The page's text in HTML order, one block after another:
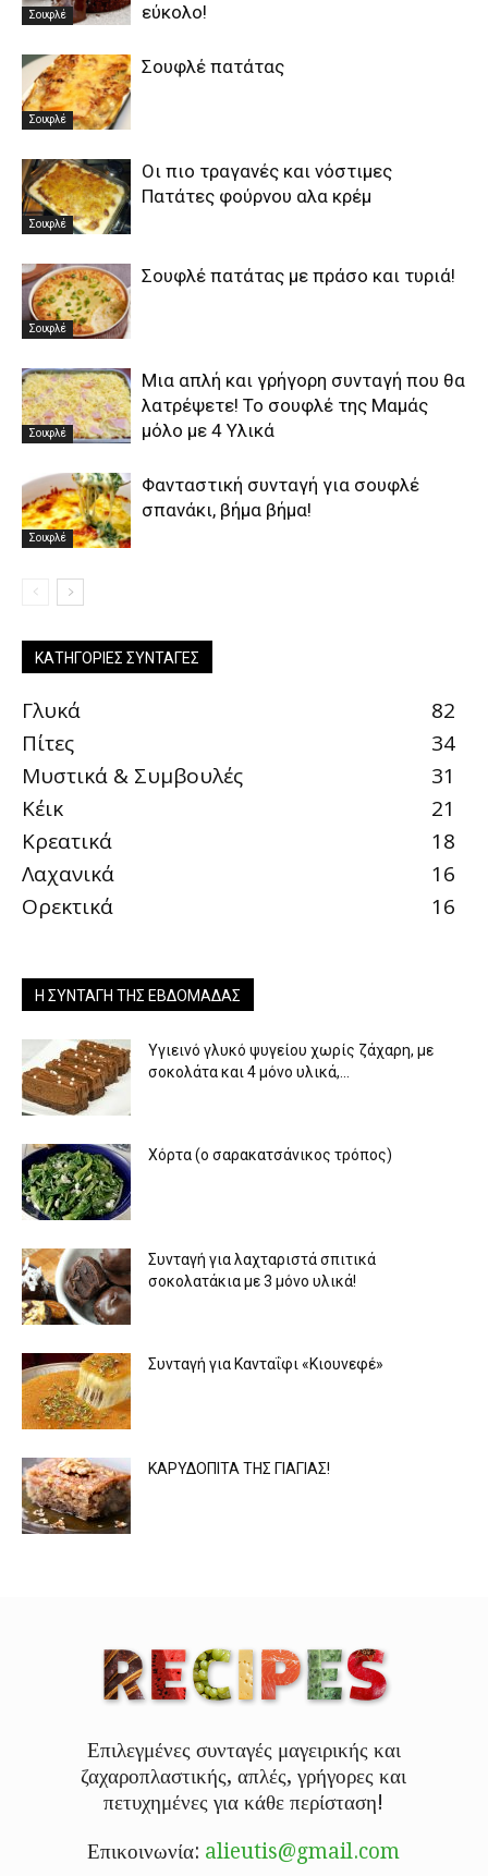
Σουφλέ
εύκολο!
Σουφλέ
Σουφλέ πατάτας
Σουφλέ
Οι πιο τραγανές και νόστιμες
Πατάτες φούρνου αλα κρέμ
Σουφλέ
Σουφλέ πατάτας με πράσο και τυριά!
Σουφλέ
Μια απλή και γρήγορη συνταγή που θα
λατρέψετε! Το σουφλέ της Μαμάς
μόλο με 4 Υλικά
Σουφλέ
Φανταστική συνταγή για σουφλέ
σπανάκι, βήμα βήμα!
ΚΑΤΗΓΟΡΊΕΣ ΣΥΝΤΑΓΈΣ
Γλυκά
82
Πίτες
34
Μυστικά & Συμβουλές
31
Κέικ
21
Κρεατικά
18
Λαχανικά
16
Ορεκτικά
16
Η ΣΥΝΤΑΓΉ ΤΗΣ ΕΒΔΟΜΆΔΑΣ
Υγιεινό γλυκό ψυγείου χωρίς ζάχαρη, με
σοκολάτα και 4 μόνο υλικά,...
Χόρτα (ο σαρακατσάνικος τρόπος)
Συνταγή για λαχταριστά σπιτικά
σοκολατάκια με 3 μόνο υλικά!
Συνταγή για Κανταΐφι «Κιουνεφέ»
ΚΑΡΥΔΟΠΙΤΑ ΤΗΣ ΓΙΑΓΙΑΣ!
Επιλεγμένες συνταγές μαγειρικής και
ζαχαροπλαστικής, απλές, γρήγορες και
πετυχημένες για κάθε περίσταση!
Επικοινωνία: alieutis@gmail.com